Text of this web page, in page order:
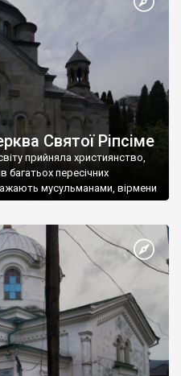
Святої Ріпсіме
прийняла християнство,
багатьох пересічних
мусульманами, вірмени